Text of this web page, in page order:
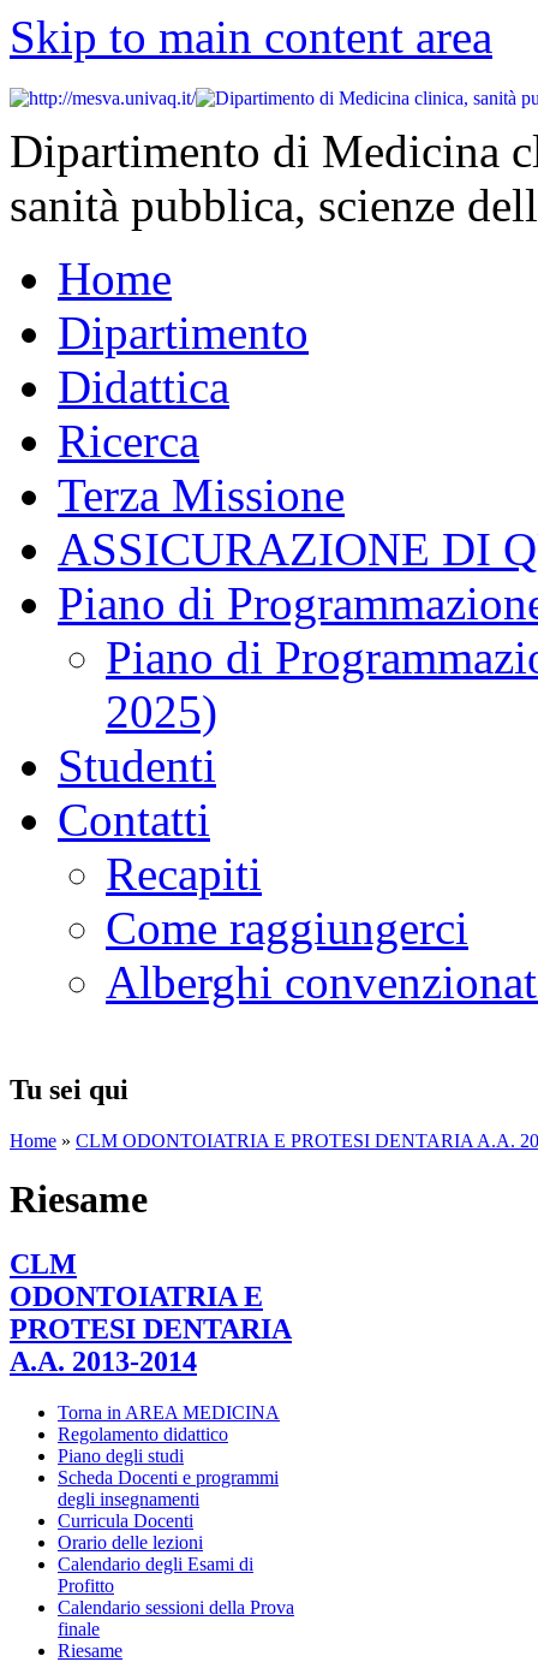
Skip to main content area
Dipartimento di Medicina
sanità pubblica, scienze
Home
Dipartimento
Didattica
Ricerca
Terza Missione
ASSICURAZIONE DI
Piano di
Piano di
2025)
Studenti
Contatti
Recapiti
Come raggiungerci
Alberghi
Tu sei qui
Home » CLM ODONTOIATRIA E PROTESI DENTARIA A.A.
Riesame
CLM
ODONTOIATRIA E
PROTESI DENTARIA
A.A. 2013-2014
Torna in AREA MEDICINA
Regolamento didattico
Piano degli studi
Scheda Docenti e programmi
degli insegnamenti
Curricula Docenti
Orario delle lezioni
Calendario degli Esami di
Profitto
Calendario sessioni della Prova
finale
Riesame